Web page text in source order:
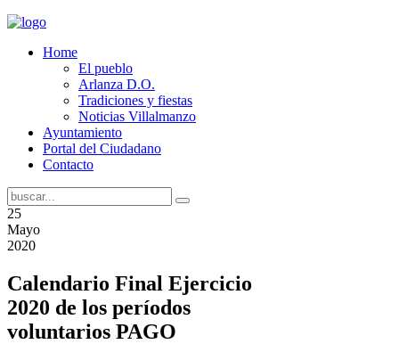
Home
El pueblo
Arlanza D.O.
Tradiciones y fiestas
Noticias Villalmanzo
Ayuntamiento
Portal del Ciudadano
Contacto
25
Mayo
2020
Calendario Final Ejercicio
2020 de los períodos
voluntarios PAGO